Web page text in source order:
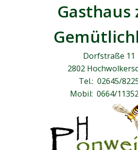
Gasthaus
Dorfstraße 11
2802
Tel.: 02645/
Mobil: 0664/